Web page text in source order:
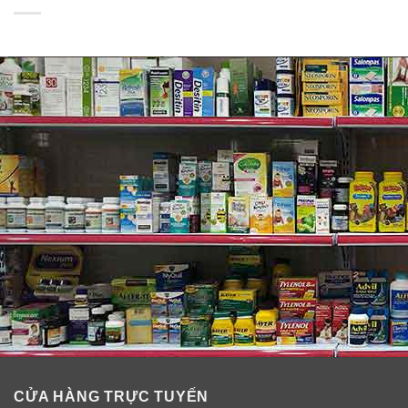
giảm rụng tóc. Bổ sung Collagen +C để giúp tóc
chắc khỏe và đẹp hơn
CỬA HÀNG TRỰC TUYẾN